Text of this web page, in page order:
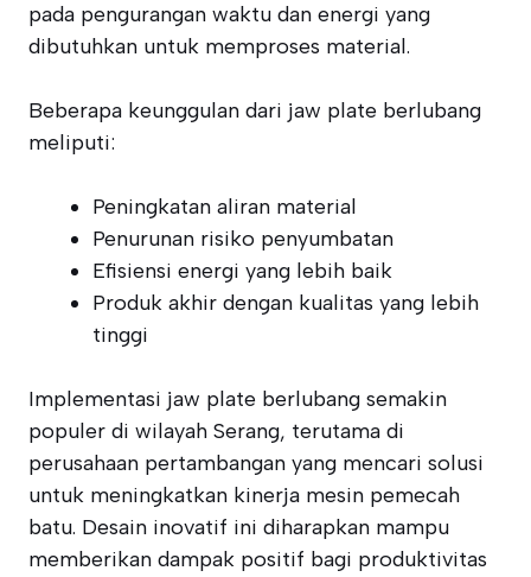
pada pengurangan waktu dan energi yang
dibutuhkan untuk memproses material.
Beberapa keunggulan dari jaw plate berlubang
meliputi:
Peningkatan aliran material
Penurunan risiko penyumbatan
Efisiensi energi yang lebih baik
Produk akhir dengan kualitas yang lebih
tinggi
Implementasi jaw plate berlubang semakin
populer di wilayah Serang, terutama di
perusahaan pertambangan yang mencari solusi
untuk meningkatkan kinerja mesin pemecah
batu. Desain inovatif ini diharapkan mampu
memberikan dampak positif bagi produktivitas